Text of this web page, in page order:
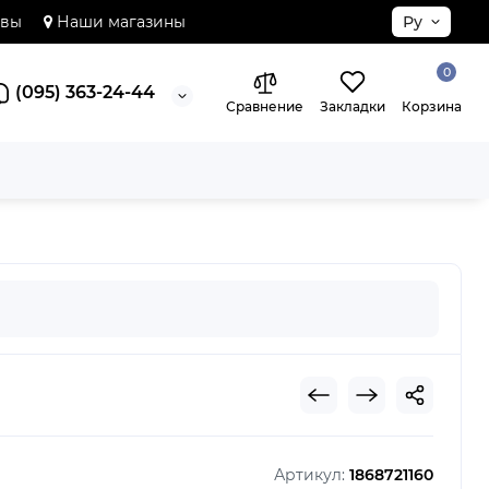
Наши магазины Ру
(095) 363-24-44
Сравнение Закладки
0
Корзина
Артикул: 1868721160